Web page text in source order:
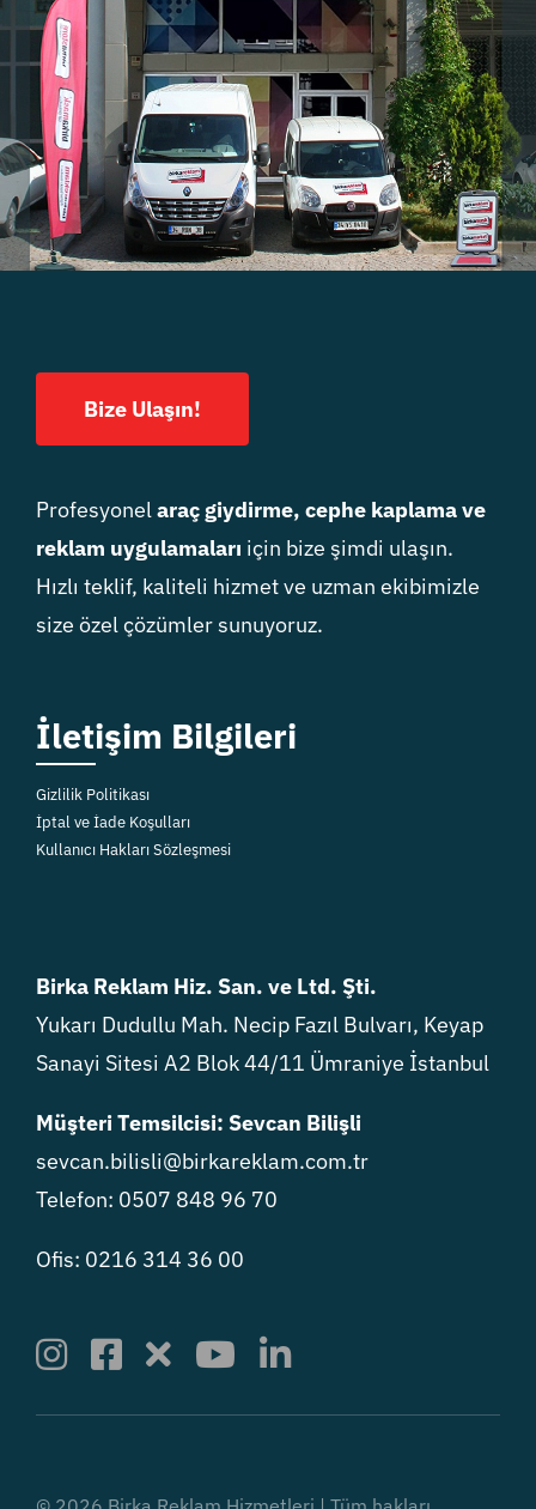
Bize Ulaşın!
Profesyonelaraç giydirme, cephe kaplama ve
reklam uygulamaları için bize şimdi ulaşın.
Hızlı teklif, kaliteli hizmet ve uzman ekibimizle
size özel çözümler sunuyoruz.
İletişim Bilgileri
Gizlilik Politikası
İptal ve İade Koşulları
Kullanıcı Hakları Sözleşmesi
Birka Reklam Hiz. San. ve Ltd. Şti.
Yukarı Dudullu Mah. Necip Fazıl Bulvarı, Keyap
Sanayi Sitesi A2 Blok 44/11 Ümraniye İstanbul
Müşteri Temsilcisi: Sevcan Bilişli
sevcan.bilisli@birkareklam.com.tr
Telefon: 0507 848 96 70
Ofis: 0216 314 36 00